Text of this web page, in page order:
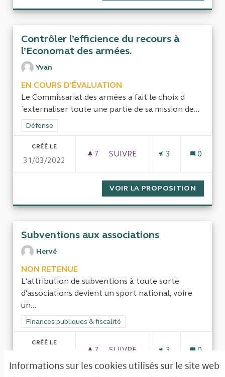
Informations sur les cookies utilisés sur le site web
Contrôler l’efficience du recours à
l’Economat des armées.
Yvan
EN COURS D'ÉVALUATION
Le Commissariat des armées a fait le choix d
´externaliser toute une partie de sa mission de...
Filtrer les résultats de la catégorie : Défense
Défense
CRÉÉ LE
31/03/2022
7 7 ABONNÉS
SUIVRE 3 0
VOIR LA PROPOSITION
Subventions aux associations
Hervé
NON RETENUE
L'attribution de subventions à toute sorte
d'associations devient un sport national, voire
un...
Filtrer les résultats de la catégorie : Finances publiques &
Finances publiques & fiscalité
CRÉÉ LE
7 7 ABONNÉS
SUIVRE
3 0